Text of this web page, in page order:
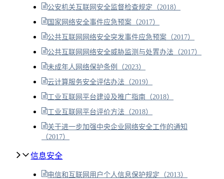
公安机关互联网安全监督检查规定（2018）
国家网络安全事件应急预案（2017）
公共互联网网络安全突发事件应急预案（2017）
公共互联网网络安全威胁监测与处置办法（2017）
未成年人网络保护条例（2023）
云计算服务安全评估办法（2019）
工业互联网平台建设及推广指南（2018）
工业互联网平台评价方法（2018）
关于进一步加强中央企业网络安全工作的通知
（2017）
信息安全
电信和互联网用户个人信息保护规定（2013）